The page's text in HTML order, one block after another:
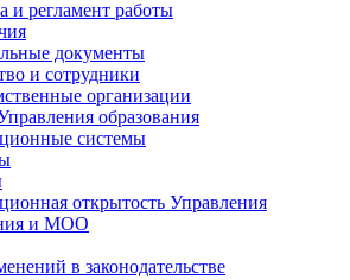
и регламент работы
документы
и сотрудники
организации
образования
системы
открытость Управления
и МОО
в законодательстве